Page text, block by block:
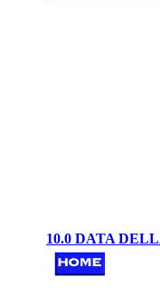
10.0 DATA